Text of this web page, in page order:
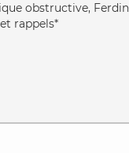
obstructive,
rappels*